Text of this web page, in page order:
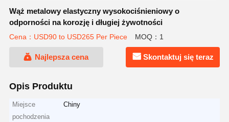
Wąż metalowy elastyczny wysokociśnieniowy o
odporności na korozję i długiej żywotności
Cena：USD90 to USD265 Per Piece MOQ：1
Najlepsza cena Skontaktuj się teraz
Opis Produktu
Miejsce
pochodzenia
Chiny